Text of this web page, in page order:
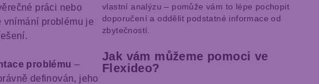
práci nebo
problému je
problému –
definován, jeho
vlastní analýzu – pomůže vám to lépe pochopit
doporučení a oddělit podstatné informace od
zbytečností.
Jak vám můžeme pomoci ve
Flexideo?